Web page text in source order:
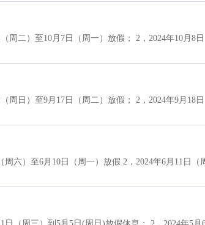
周二）至10月7日（周一）放假； 2，2024年10月8
周日）至9月17日（周二）放假； 2，2024年9月18
六）至6月10日（周一）放假 2，2024年6月11日（